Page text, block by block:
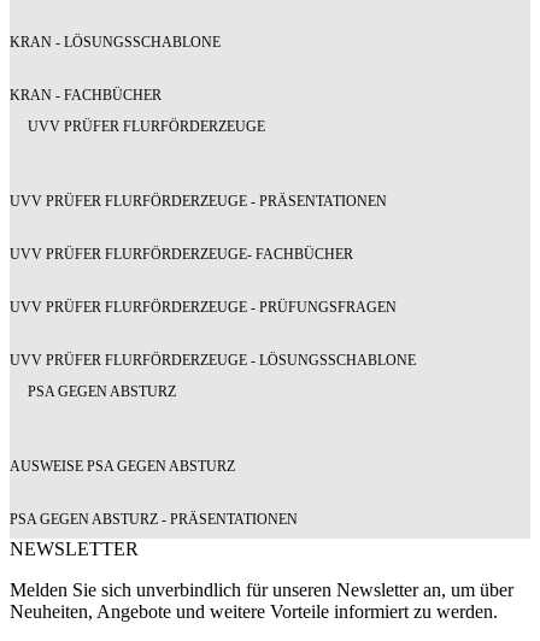
KRAN - LÖSUNGSSCHABLONE
KRAN - FACHBÜCHER
UVV PRÜFER FLURFÖRDERZEUGE
UVV PRÜFER FLURFÖRDERZEUGE - PRÄSENTATIONEN
UVV PRÜFER FLURFÖRDERZEUGE- FACHBÜCHER
UVV PRÜFER FLURFÖRDERZEUGE - PRÜFUNGSFRAGEN
UVV PRÜFER FLURFÖRDERZEUGE - LÖSUNGSSCHABLONE
PSA GEGEN ABSTURZ
AUSWEISE PSA GEGEN ABSTURZ
PSA GEGEN ABSTURZ - PRÄSENTATIONEN
NEWSLETTER
Melden Sie sich unverbindlich für unseren Newsletter an, um über
Neuheiten, Angebote und weitere Vorteile informiert zu werden.